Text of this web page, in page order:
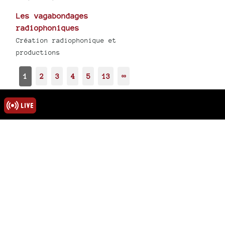
Les vagabondages
radiophoniques
Création radiophonique et
productions
1 2 3 4 5 13 ∞